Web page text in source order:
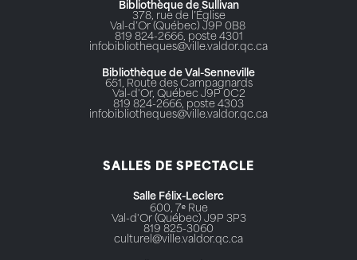
Bibliothèque de Sullivan
378, rue de l’Église
Val-d’Or (Québec) J9P 0B8
819 824-2666, poste 4301
infobibliotheques@ville.valdor.qc.ca
Bibliothèque de Val-Senneville
651, Route des Campagnards
Val-d'Or, Québec J9P 0C2
819 824-2666, poste 4303
infobibliotheques@ville.valdor.qc.ca
SALLES DE SPECTACLE
Salle Félix-Leclerc
600, 7ᵉ Rue
Val-d'Or (Québec) J9P 3P3
819 825-3060
culturel@ville.valdor.qc.ca